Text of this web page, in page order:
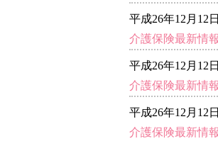
平成26年12月12日
介護保険最新情
平成26年12月12日
介護保険最新情
平成26年12月12日
介護保険最新情